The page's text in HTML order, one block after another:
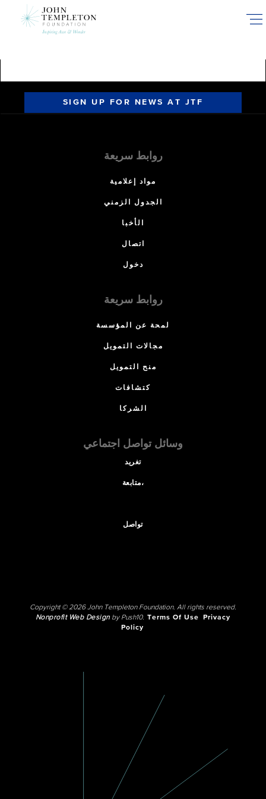
SIGN UP FOR NEWS AT JTF
روابط سريعة
مواد إعلامية
الجدول الزمني
الأخبا
اتصال
دخول
روابط سريعة
لمحة عن المؤسسة
مجالات التمويل
منح التمويل
كتشافات
الشركا
وسائل تواصل اجتماعي
تغريد
متابعة،
تواصل
Copyright © 2026 John Templeton Foundation. All rights reserved.
Nonprofit Web Designby Push10. Terms Of Use
Privacy
Policy